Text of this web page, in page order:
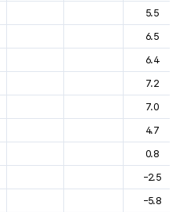
5.5
6.5
6.4
7.2
7.0
4.7
0.8
-2.5
-5.8